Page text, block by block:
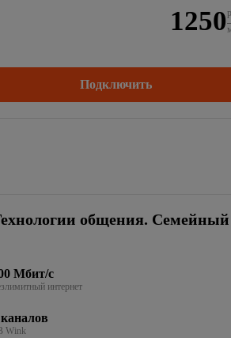
1250
Подключить
общения. Семейный
Мбит/с
интернет
Wink